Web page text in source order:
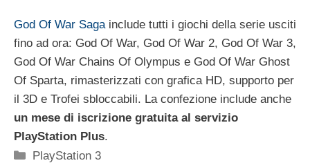
God Of War Sagainclude tutti i giochi della serie usciti
fino ad ora: God Of War, God Of War 2, God Of War 3,
God Of War Chains Of Olympus e God Of War Ghost
Of Sparta, rimasterizzati con grafica HD, supporto per
il 3D e Trofei sbloccabili. La confezione include anche
un mese di iscrizione gratuita al servizio
PlayStation Plus.
Categorie
PlayStation 3